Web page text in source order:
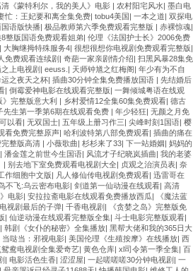
清《蒙特利尔，我的美人》电影 | 农村阳宅风水| 墨白电
忙：王妃要和离全集免费| tobu4美国| 一本之道| 双探电
语版快播| 极品教师第六季免费观看完整版 | 赤裸惊魂|
8整版国语免费观看姐弟| 伦理《法国护士长》2006免费
| 大胸继拇特殊服务4| 很想很想你电视剧免费观看完整版|
免费观看连续剧 | 奇葩一家亲剧情介绍| 扫黑风暴28集免
上电视剧 | eeuss. | 天师钟馗之红梅阁| 年少有为不自
运之夜天之杯| 插曲30分钟全集免费播放国语 | 先结婚后
| 倒霉爱神电影在线观看完整版| 一舞倾城粤语在线观
》完整版意大利 | 乡村爱情12全集60集免费观看| 德古
先生第一季第6期在线观看免费 | 年少轻狂| 无颜之月免
以看| 无双国士| 五年级上册习作三| 尖峰时刻1国语| 樱
看免费完整原声| 哈利波特第八部免费观看| 插曲的痛在
整版高清 | 小薇歌曲| 杉杉来了33| 下一站婚姻| 妈妈的
| 潘金莲之前世今生国语| 风流才子纪晓岚插曲| 我的老婆
| 别去地下室免费观看电视剧大全| 贞观之治演员表| 奈
作细胞中文版| 凡人修仙传电视剧免费观看| 迅雷哥在
不飞:乌云密布电影| 剑道第一仙动漫在线观看| 高清
》电影| 安拉拉斋电影在线观看免费播放西瓜|
《魔法蓝
电视剧最后的子弹| 千香电视剧 |
《贪婪之岛》完整版免
| 仙逆动漫在线观看完整版全集| 斗士电影完整版观看|
| 韩剧《女仆的秘密》全集播放| 黑帮大佬和我的365日大
当哒当：邪视电影| 美国伦理《生殖按摩》在线播放| 西
鸳鸯电视剧全集爱奇艺| 黄色仓库| xl司令第一季全集| 百
| 电影活色生香| 涩涩屋| 一起嗟嗟嗟30分钟电视剧 | 一